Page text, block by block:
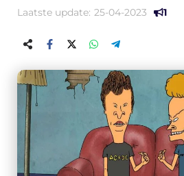
Laatste update: 25-04-2023 1